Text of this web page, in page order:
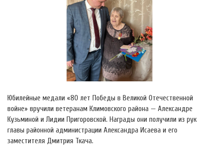
Юбилейные медали «80 лет Победы в Великой Отечественной
войне» вручили ветеранам Климовского района — Александре
Кузьминой и Лидии Пригоровской. Награды они получили из рук
главы районной администрации Александра Исаева и его
заместителя Дмитрия Ткача.